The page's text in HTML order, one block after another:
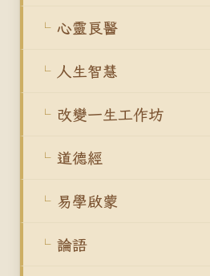
心靈良醫
人生智慧
改變一生工作坊
道德經
易學啟蒙
論語